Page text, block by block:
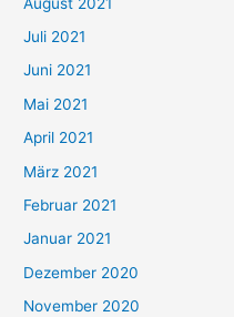
n
a
c
h
:
Juli 2021
Juni 2021
Mai 2021
April 2021
März 2021
Februar 2021
Januar 2021
Dezember 2020
November 2020